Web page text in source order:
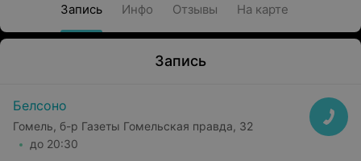
Запись Инфо Отзывы На карте
Запись
Белсоно
Гомель, б-р Газеты Гомельская правда, 32
до 20:30